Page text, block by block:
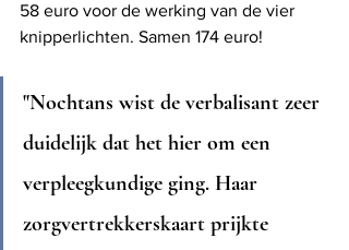
58 euro voor de werking van de vier
knipperlichten. Samen 174 euro!
"Nochtans wist de verbalisant zeer
duidelijk dat het hier om een
verpleegkundige ging. Haar
zorgvertrekkerskaart prijkte